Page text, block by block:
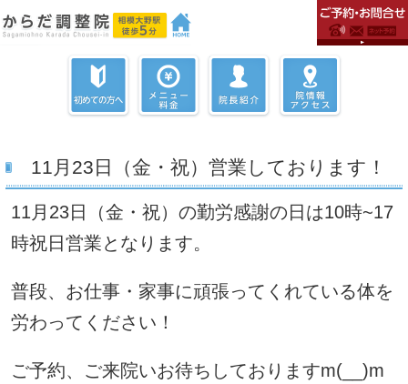
11月23日（金・祝）営業しております！
11月23日（金・祝）の勤労感謝の日は10時~17
時祝日営業となります。
普段、お仕事・家事に頑張ってくれている体を
労わってください！
ご予約、ご来院いお待ちしておりますm(__)m